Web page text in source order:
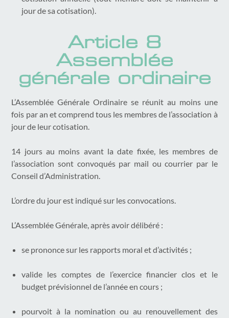
jour de sa cotisation).
Article 8
Assemblée
générale ordinaire
L’Assemblée Générale Ordinaire se réunit au moins une
fois par an et comprend tous les membres de l’association à
jour de leur cotisation.
14 jours au moins avant la date fixée, les membres de
l’association sont convoqués par mail ou courrier par le
Conseil d’Administration.
L’ordre du jour est indiqué sur les convocations.
L’Assemblée Générale, après avoir délibéré :
se prononce sur les rapports moral et d’activités ;
valide les comptes de l’exercice financier clos et le
budget prévisionnel de l’année en cours ;
pourvoit à la nomination ou au renouvellement des